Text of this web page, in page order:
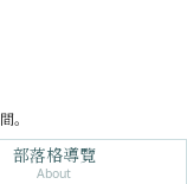
。
部落格導覽
About